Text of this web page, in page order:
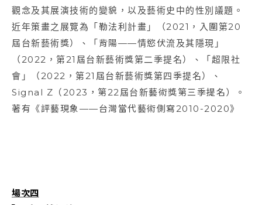
觀念及其展演技術的變貌，以及藝術史中的性別議題。
近年策畫之展覽為「勒法利計畫」（2021，入圍第20
屆台新藝術獎）、「背陽——情慾伏流及其隱現」
（2022，第21屆台新藝術獎第二季提名）、「超限社
會」（2022，第21屆台新藝術獎第四季提名）、
Signal Z（2023，第22屆台新藝術獎第三季提名）。
著有《評藝現象——台灣當代藝術側寫2010-2020》
場次四